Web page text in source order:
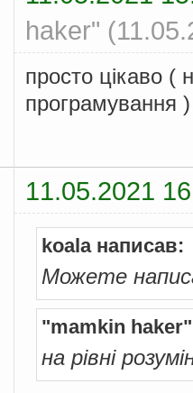
haker"
просто цікаво (
програмування )
11.05.2021
koala написав:
Можете
"mamkin
на рівні